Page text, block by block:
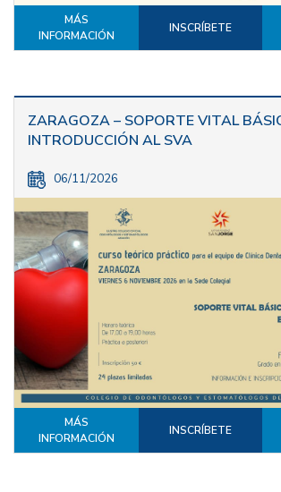
MÁS
INFORMACIÓN
INSCRÍBETE
ZARAGOZA – SOPORTE VITAL
INTRODUCCIÓN AL SVA
06/11/2026
MÁS
INFORMACIÓN
INSCRÍBETE